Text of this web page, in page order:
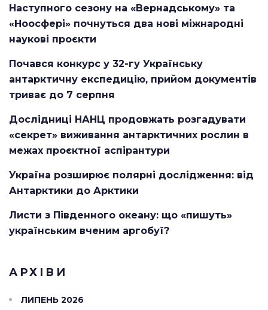
Наступного сезону на «Вернадському» та
«Ноосфері» почнуться два нові міжнародні
наукові проєкти
Почався конкурс у 32-гу Українську
антарктичну експедицію, прийом документів
триває до 7 серпня
Дослідниці НАНЦ продовжать розгадувати
«секрет» виживання антарктичних рослин в
межах проєктної аспірантури
Україна розширює полярні дослідження: від
Антарктики до Арктики
Листи з Південного океану: що «пишуть»
українським вченим аргобуї?
АРХІВИ
ЛИПЕНЬ 2026